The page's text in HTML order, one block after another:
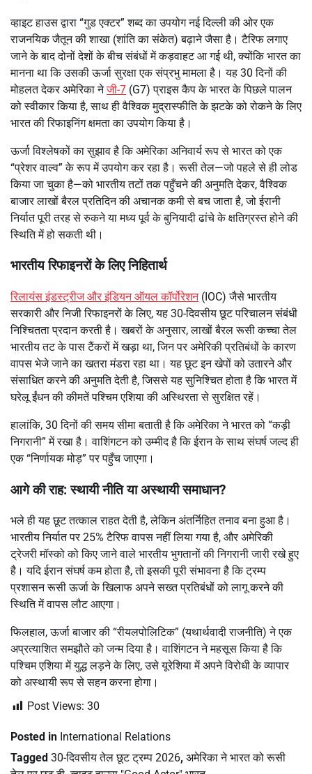
व्हाइट हाउस द्वारा “गुड एक्टर” शब्द का उपयोग नई दिल्ली की ओर एक
राजनयिक जैतून की शाखा (शांति का संकेत) बढ़ाने जैसा है। टैरिफ लगाए
जाने के बाद दोनों देशों के बीच संबंधों में कड़वाहट आ गई थी, क्योंकि भारत का
मानना था कि उसकी ऊर्जा सुरक्षा एक संप्रभु मामला है। यह 30 दिनों की
मोहलत देकर अमेरिका नेजी-7 (G7) प्राइस कैप के भारत के पिछले पालन
को स्वीकार किया है, साथ ही वैश्विक मुद्रास्फीति के झटके को रोकने के लिए
भारत की रिफाइनिंग क्षमता का उपयोग किया है।
ऊर्जा विश्लेषकों का सुझाव है कि अमेरिका अनिवार्य रूप से भारत को एक
“प्रेशर वाल्व” के रूप में उपयोग कर रहा है। रूसी तेल—जो पहले से ही लोड
किया जा चुका है—को भारतीय तटों तक पहुँचने की अनुमति देकर, वैश्विक
बाजार लाखों बैरल प्रतिदिन की अचानक कमी से बच जाता है, जो ईरानी
निर्यात पूरी तरह से रुकने या मध्य पूर्व के बुनियादी ढांचे के क्षतिग्रस्त होने की
स्थिति में हो सकती थी।
भारतीय रिफाइनरों के लिए निहितार्थ
रिलायंस इंडस्ट्रीज और इंडियन ऑयल कॉर्पोरेशन(IOC) जैसे भारतीय
सरकारी और निजी रिफाइनरों के लिए, यह 30-दिवसीय छूट परिचालन संबंधी
निश्चितता प्रदान करती है। खबरों के अनुसार, लाखों बैरल रूसी कच्चा तेल
भारतीय तट के पास टैंकरों में खड़ा था, जिन पर अमेरिकी प्रतिबंधों के कारण
वापस भेजे जाने का खतरा मंडरा रहा था। यह छूट इन खेपों को उतारने और
संसाधित करने की अनुमति देती है, जिससे यह सुनिश्चित होता है कि भारत में
घरेलू ईंधन की कीमतें पश्चिम एशिया की अस्थिरता से सुरक्षित रहें।
हालांकि, 30 दिनों की समय सीमा बताती है कि अमेरिका ने भारत को “कड़ी
निगरानी” में रखा है। वाशिंगटन को उम्मीद है कि ईरान के साथ संघर्ष जल्द ही
एक “निर्णायक मोड़” पर पहुँच जाएगा।
आगे की राह: स्थायी नीति या अस्थायी समाधान?
भले ही यह छूट तत्काल राहत देती है, लेकिन अंतर्निहित तनाव बना हुआ है।
भारतीय निर्यात पर 25% टैरिफ वापस नहीं लिया गया है, और अमेरिकी
ट्रेजरी मॉस्को को किए जाने वाले भारतीय भुगतानों की निगरानी जारी रखे हुए
है। यदि ईरान संघर्ष कम होता है, तो इसकी पूरी संभावना है कि ट्रम्प
प्रशासन रूसी ऊर्जा के खिलाफ अपने सख्त प्रतिबंधों को लागू करने की
स्थिति में वापस लौट आएगा।
फिलहाल, ऊर्जा बाजार की “रीयलपोलिटिक” (यथार्थवादी राजनीति) ने एक
अप्रत्याशित समझौते को जन्म दिया है। वाशिंगटन ने महसूस किया है कि
पश्चिम एशिया में युद्ध लड़ने के लिए, उसे यूरेशिया में अपने विरोधी के व्यापार
को अस्थायी रूप से सहन करना होगा।
Post Views: 30
Posted in International Relations
Tagged 30-दिवसीय तेल छूट ट्रम्प 2026, अमेरिका ने भारत को रूसी